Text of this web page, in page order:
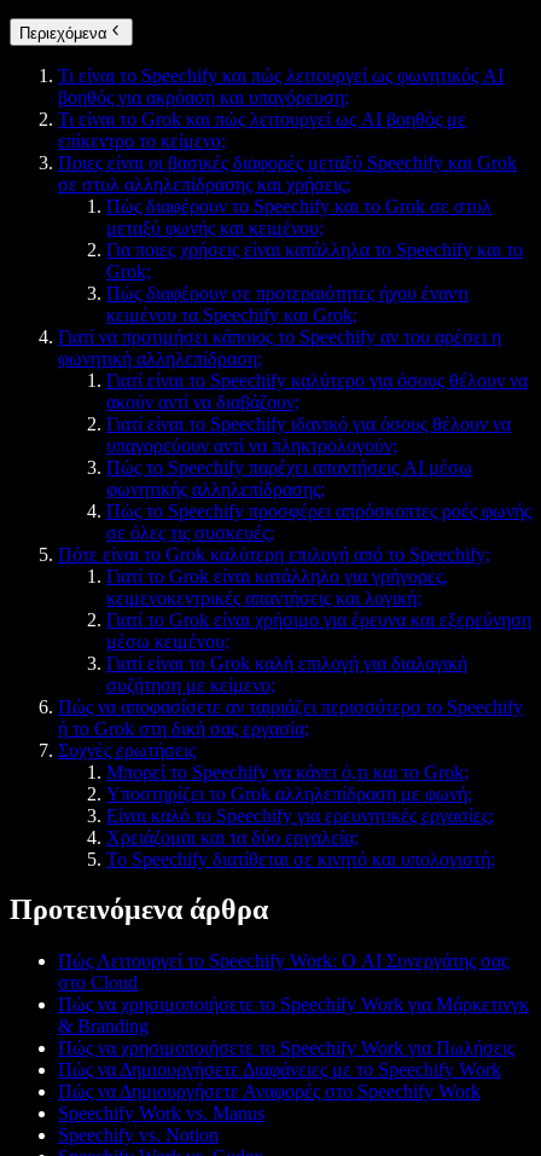
Περιεχόμενα
Τι είναι το Speechify και πώς λειτουργεί ως φωνητικός AI
βοηθός για ακρόαση και υπαγόρευση;
Τι είναι το Grok και πώς λειτουργεί ως AI βοηθός με
επίκεντρο το κείμενο;
Ποιες είναι οι βασικές διαφορές μεταξύ Speechify και Grok
σε στυλ αλληλεπίδρασης και χρήσεις;
Πώς διαφέρουν το Speechify και το Grok σε στυλ
μεταξύ φωνής και κειμένου;
Για ποιες χρήσεις είναι κατάλληλα το Speechify και το
Grok;
Πώς διαφέρουν σε προτεραιότητες ήχου έναντι
κειμένου τα Speechify και Grok;
Γιατί να προτιμήσει κάποιος το Speechify αν του αρέσει η
φωνητική αλληλεπίδραση;
Γιατί είναι το Speechify καλύτερο για όσους θέλουν να
ακούν αντί να διαβάζουν;
Γιατί είναι το Speechify ιδανικό για όσους θέλουν να
υπαγορεύουν αντί να πληκτρολογούν;
Πώς το Speechify παρέχει απαντήσεις AI μέσω
φωνητικής αλληλεπίδρασης;
Πώς το Speechify προσφέρει απρόσκοπτες ροές φωνής
σε όλες τις συσκευές;
Πότε είναι το Grok καλύτερη επιλογή από το Speechify;
Γιατί το Grok είναι κατάλληλο για γρήγορες,
κειμενοκεντρικές απαντήσεις και λογική;
Γιατί το Grok είναι χρήσιμο για έρευνα και εξερεύνηση
μέσω κειμένου;
Γιατί είναι το Grok καλή επιλογή για διαλογική
συζήτηση με κείμενο;
Πώς να αποφασίσετε αν ταιριάζει περισσότερο το Speechify
ή το Grok στη δική σας εργασία;
Συχνές ερωτήσεις
Μπορεί το Speechify να κάνει ό,τι και το Grok;
Υποστηρίζει το Grok αλληλεπίδραση με φωνή;
Είναι καλό το Speechify για ερευνητικές εργασίες;
Χρειάζομαι και τα δύο εργαλεία;
Το Speechify διατίθεται σε κινητό και υπολογιστή;
Προτεινόμενα άρθρα
Πώς Λειτουργεί το Speechify Work: Ο AI Συνεργάτης σας
στο Cloud
Πώς να χρησιμοποιήσετε το Speechify Work για Μάρκετινγκ
& Branding
Πώς να χρησιμοποιήσετε το Speechify Work για Πωλήσεις
Πώς να Δημιουργήσετε Διαφάνειες με το Speechify Work
Πώς να Δημιουργήσετε Αναφορές στο Speechify Work
Speechify Work vs. Manus
Speechify vs. Notion